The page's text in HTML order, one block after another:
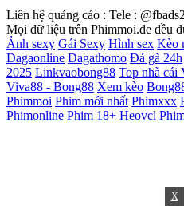
Liên hệ quảng cáo : Tele :
Mọi dữ liệu trên Phimmoi.de đều
Ảnh sexy Gái Sexy Hình sex Kèo
Dagaonline Dagathomo Đá gà 24h
2025 Linkvaobong88 Top nhà cái
Viva88 - Bong88 Xem kèo
Phimmoi Phim mới nhất Phimxxx
Phimonline Phim 18+ Heovcl
X